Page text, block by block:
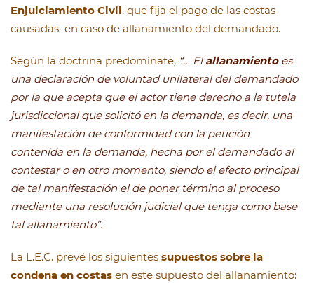
Enjuiciamiento Civil, que fija el pago de las costas
causadas en caso de allanamiento del demandado.
Según la doctrina predomínate, “… Elallanamientoes
una declaración de voluntad unilateral del demandado
por la que acepta que el actor tiene derecho a la tutela
jurisdiccional que solicitó en la demanda, es decir, una
manifestación de conformidad con la petición
contenida en la demanda, hecha por el demandado al
contestar o en otro momento, siendo el efecto principal
de tal manifestación el de poner término al proceso
mediante una resolución judicial que tenga como base
tal allanamiento”.
La L.E.C. prevé los siguientes supuestos sobre la
condena en costas en este supuesto del allanamiento: